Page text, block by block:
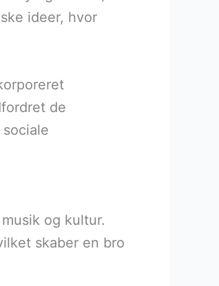
ideer, hvor
de
og kultur.
skaber en bro